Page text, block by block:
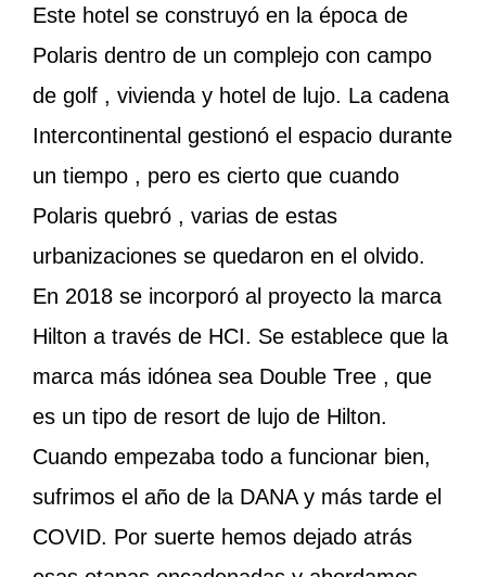
Este hotel se construyó en la época de
Polaris dentro de un complejo con campo
de golf , vivienda y hotel de lujo. La cadena
Intercontinental gestionó el espacio durante
un tiempo , pero es cierto que cuando
Polaris quebró , varias de estas
urbanizaciones se quedaron en el olvido.
En 2018 se incorporó al proyecto la marca
Hilton a través de HCI. Se establece que la
marca más idónea sea Double Tree , que
es un tipo de resort de lujo de Hilton.
Cuando empezaba todo a funcionar bien,
sufrimos el año de la DANA y más tarde el
COVID. Por suerte hemos dejado atrás